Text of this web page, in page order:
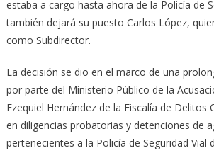
estaba a cargo hasta ahora de la Policía de
también dejará su puesto Carlos López,
como Subdirector.
La decisión se dio en el marco de una
por parte del Ministerio Público de la
Ezequiel Hernández de la Fiscalía de Delitos
en diligencias probatorias y detenciones de
pertenecientes a la Policía de Seguridad Vial